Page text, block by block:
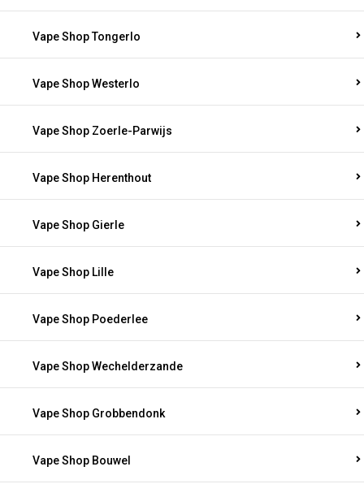
Vape Shop Tongerlo
Vape Shop Westerlo
Vape Shop Zoerle-Parwijs
Vape Shop Herenthout
Vape Shop Gierle
Vape Shop Lille
Vape Shop Poederlee
Vape Shop Wechelderzande
Vape Shop Grobbendonk
Vape Shop Bouwel